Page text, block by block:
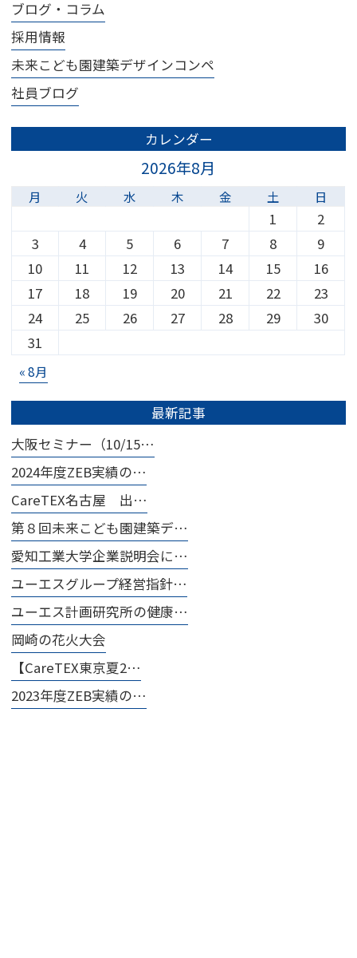
ブログ・コラム
採用情報
未来こども園建築デザインコンペ
社員ブログ
カレンダー
2026年8月
月 火 水 木 金 土 日
« 8月
1
2
3
4 5 6 7 8
9
10
11 12 13 14 15
16
17
18 19 20 21 22
23
24
25 26 27 28 29
30
31
最新記事
大阪セミナー（10/15…
2024年度ZEB実績の…
CareTEX名古屋 出…
第８回未来こども園建築デ…
愛知工業大学企業説明会に…
ユーエスグループ経営指針…
ユーエス計画研究所の健康…
岡崎の花火大会
【CareTEX東京夏2…
2023年度ZEB実績の…